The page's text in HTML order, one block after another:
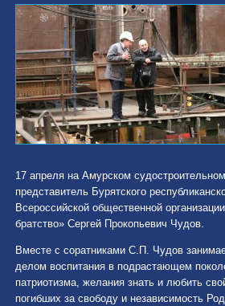
17 апреля на Амурском
представитель Бурятского
Всероссийской общественной
братство» Сергей Прокопьевич Чудов.
Вместе с соратниками С.П. Чудов
делом воспитания в подрастающем
патриотизма, желания знать и любить
погибших за свободу и независимость